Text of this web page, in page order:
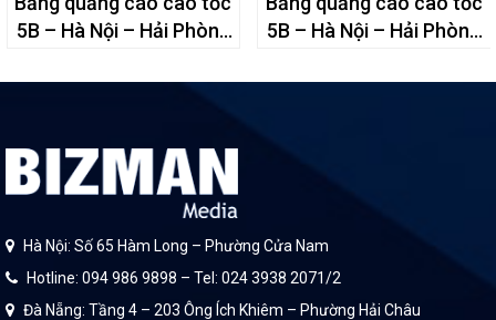
5B – Hà Nội – Hải Phòng
5B – Hà Nội – Hải Phòng
Hà Nội: Số 65 Hàm Long – Phường Cửa Nam
Hotline: 094 986 9898 – Tel: 024 3938 2071/2
Đà Nẵng: Tầng 4 – 203 Ông Ích Khiêm – Phường Hải Châu